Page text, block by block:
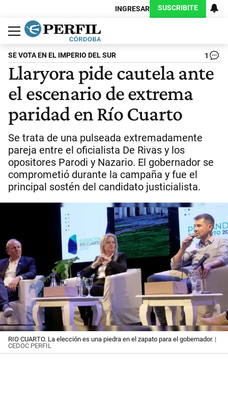
INGRESAR SUSCRIBITE
Política
Economía
Judiciales
Sociedad
Cultura
Espectáculos
Deportes
Protagonistas
SE VOTA EN EL IMPERIO DEL SUR 1
Llaryora pide cautela ante
el escenario de extrema
paridad en Río Cuarto
Se trata de una pulseada extremadamente
pareja entre el oficialista De Rivas y los
opositores Parodi y Nazario. El gobernador se
comprometió durante la campaña y fue el
principal sostén del candidato justicialista.
RIO CUARTO. La elección es una piedra en el zapato para el gobernador. |
CEDOC PERFIL